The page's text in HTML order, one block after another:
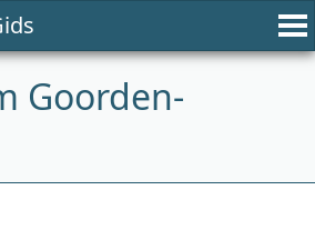
Goorden-